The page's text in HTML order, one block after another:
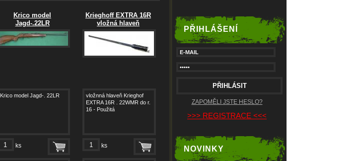
Krico model
Jagd-.22LR
Krico model Jagd-. 22LR
ks
Krieghoff EXTRA 16R
vložná hlaveň
vložnná hlaveň Krieghof
EXTRA 16R . 22WMR do r.
16 - Použitá
ks
PŘIHLÁŠENÍ
ZAPOMĚLI JSTE HESLO?
>>> REGISTRACE <<<
NOVINKY